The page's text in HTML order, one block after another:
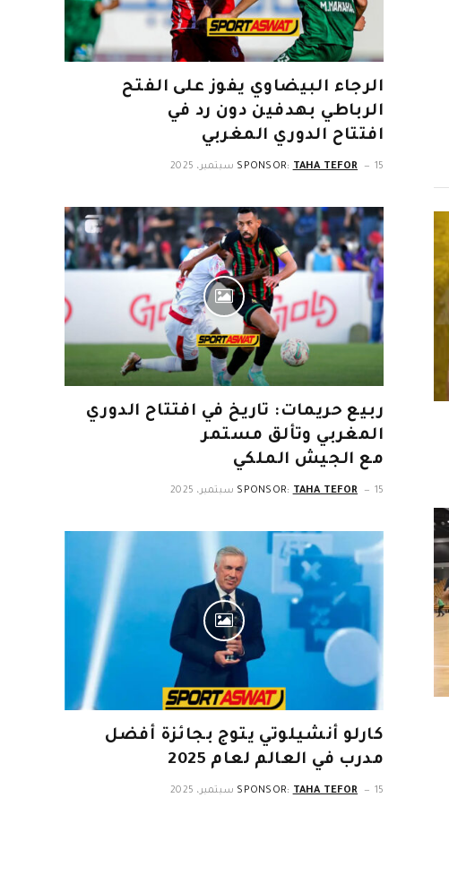
الرجاء البيضاوي يفوز على الفتح
الرباطي بهدفين دون رد في
افتتاح الدوري المغربي
SPONSOR: TAHA TEFOR 15 سبتمبر، 2025
ربيع حريمات: تاريخ في افتتاح الدوري
المغربي وتألق مستمر
مع الجيش الملكي
SPONSOR: TAHA TEFOR 15 سبتمبر، 2025
كارلو أنشيلوتي يتوج بجائزة أفضل
مدرب في العالم لعام 2025
SPONSOR: TAHA TEFOR 15 سبتمبر، 2025